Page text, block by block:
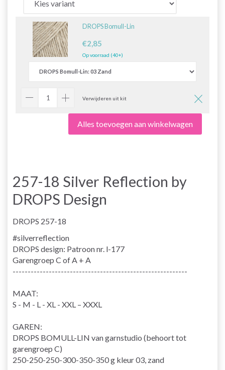
DROPS Bomull-Lin
€2,85
Op voorraad (40+)
Verwijderen uit kit
Alles toevoegen aan winkelwagen
257-18 Silver Reflection by
DROPS Design
DROPS 257-18
#silverreflection
DROPS design: Patroon nr. l-177
Garengroep C of A + A
----------------------------------------------------------
MAAT:
S - M - L - XL - XXL – XXXL
GAREN:
DROPS BOMULL-LIN van garnstudio (behoort tot
garengroep C)
250-250-250-300-350-350 g kleur 03, zand